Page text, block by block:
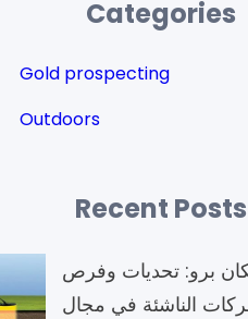
Categories
Gold prospecting
Outdoors
Recent Posts
برو: تحديات وفرص
الناشئة في مجال